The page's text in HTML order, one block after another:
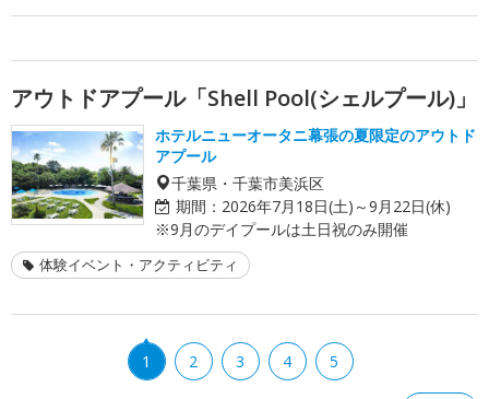
アウトドアプール「Shell Pool(シェルプール)」
ホテルニューオータニ幕張の夏限定のアウトド
アプール
千葉県・千葉市美浜区
期間： 2026年7月18日(土)～9月22日(休)
※9月のデイプールは土日祝のみ開催
体験イベント・アクティビティ
1 2 3 4 5